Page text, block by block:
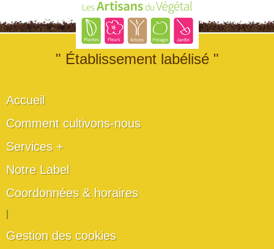
" Établissement labélisé "
Accueil
Comment cultivons-nous
Services +
Notre Label
Coordonnées & horaires
Gestion des cookies